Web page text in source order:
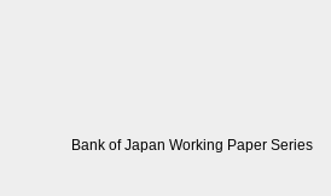
Bank of Japan Working Paper Series